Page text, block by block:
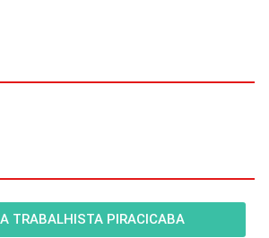
TRABALHISTA PIRACICABA